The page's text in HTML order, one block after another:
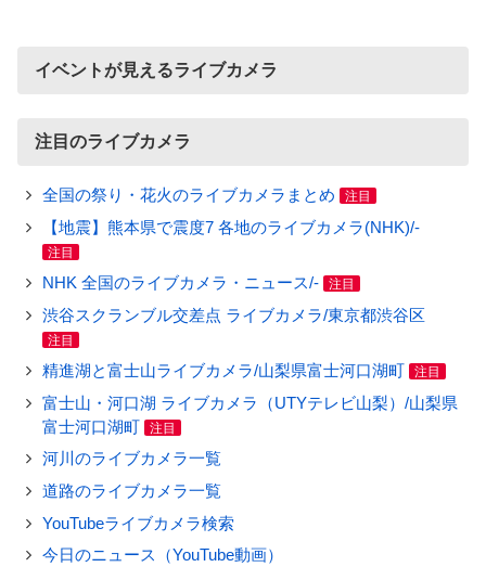
イベントが見えるライブカメラ
注目のライブカメラ
全国の祭り・花火のライブカメラまとめ 注目
【地震】熊本県で震度7 各地のライブカメラ(NHK)/-
注目
NHK 全国のライブカメラ・ニュース/- 注目
渋谷スクランブル交差点 ライブカメラ/東京都渋谷区
注目
精進湖と富士山ライブカメラ/山梨県富士河口湖町 注目
富士山・河口湖 ライブカメラ（UTYテレビ山梨）/山梨県
富士河口湖町
注目
河川のライブカメラ一覧
道路のライブカメラ一覧
YouTubeライブカメラ検索
今日のニュース（YouTube動画）